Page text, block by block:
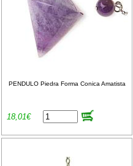
PENDULO Piedra Forma Conica Amatista
18,01€